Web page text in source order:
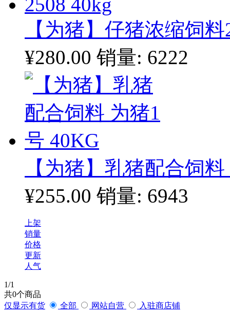
【为猪】仔猪浓缩饲
¥280.00 销量: 6222
【为猪】乳猪配合饲
¥255.00 销量: 6943
上架
销量
价格
更新
人气
1/1
共0个商品
仅显示有货
全部 网站自营 入驻商店铺